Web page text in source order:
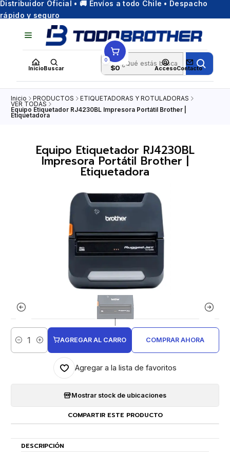
Distribuidor Oficial • 🚚 Envíos a todo Chile • Despacho
rápido y seguro
InicioBuscar
0
$0 AccesoContacto
Inicio PRODUCTOS ETIQUETADORAS Y ROTULADORAS
VER TODAS
Equipo Etiquetador RJ4230BL Impresora Portátil Brother |
Etiquetadora
Equipo Etiquetador RJ4230BL
Impresora Portátil Brother |
Etiquetadora
|
Cantidad
AGREGAR AL CARRO COMPRAR AHORA
Agregar a la lista de favoritos
Mostrar stock de ubicaciones
COMPARTIR ESTE PRODUCTO
DESCRIPCIÓN